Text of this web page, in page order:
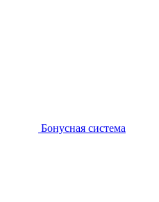
Бонусная система